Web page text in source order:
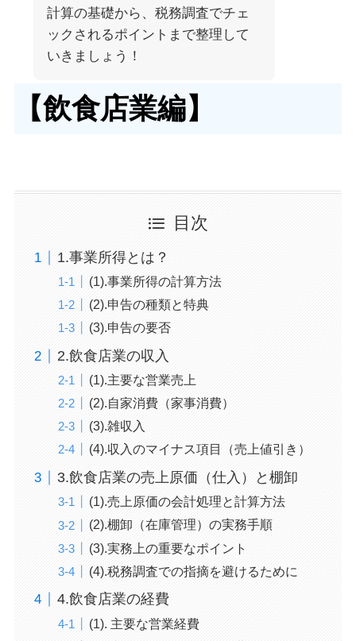
計算の基礎から、税務調査でチェ
ックされるポイントまで整理して
いきましょう！
【飲食店業編】
目次
1.事業所得とは？
(1).事業所得の計算方法
(2).申告の種類と特典
(3).申告の要否
2.飲食店業の収入
(1).主要な営業売上
(2).自家消費（家事消費）
(3).雑収入
(4).収入のマイナス項目（売上値引き）
3.飲食店業の売上原価（仕入）と棚卸
(1).売上原価の会計処理と計算方法
(2).棚卸（在庫管理）の実務手順
(3).実務上の重要なポイント
(4).税務調査での指摘を避けるために
4.飲食店業の経費
(1). 主要な営業経費